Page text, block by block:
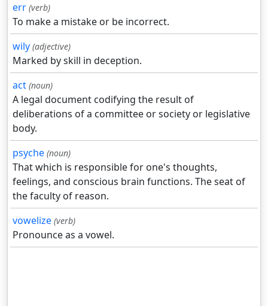
err (verb)
To make a mistake or be incorrect.
wily (adjective)
Marked by skill in deception.
act (noun)
A legal document codifying the result of
deliberations of a committee or society or legislative
body.
psyche (noun)
That which is responsible for one's thoughts,
feelings, and conscious brain functions. The seat of
the faculty of reason.
vowelize (verb)
Pronounce as a vowel.